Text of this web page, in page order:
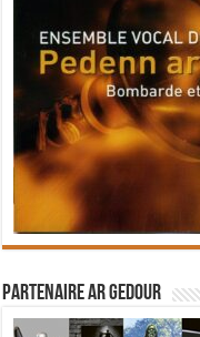
Partenaire Ar Gedour